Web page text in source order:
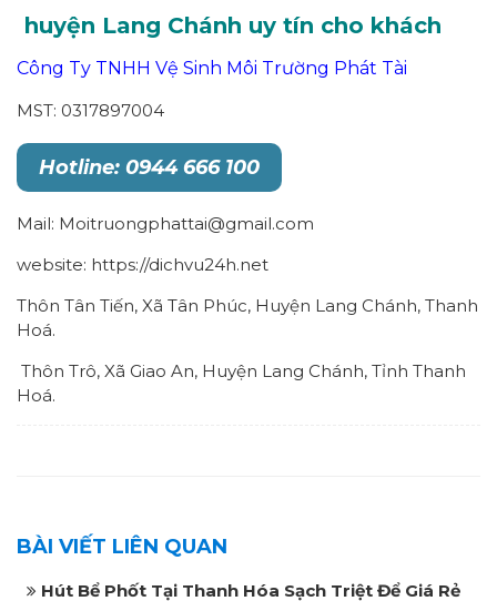
huyện Lang Chánh uy tín cho khách
Công Ty TNHH Vệ Sinh Môi Trường Phát Tài
MST: 0317897004
Hotline: 0944 666 100
Mail: Moitruongphattai@gmail.com
website: https://dichvu24h.net
Thôn Tân Tiến, Xã Tân Phúc, Huyện Lang Chánh, Thanh
Hoá.
Thôn Trô, Xã Giao An, Huyện Lang Chánh, Tỉnh Thanh
Hoá.
BÀI VIẾT LIÊN QUAN
Hút Bể Phốt Tại Thanh Hóa Sạch Triệt Để Giá Rẻ